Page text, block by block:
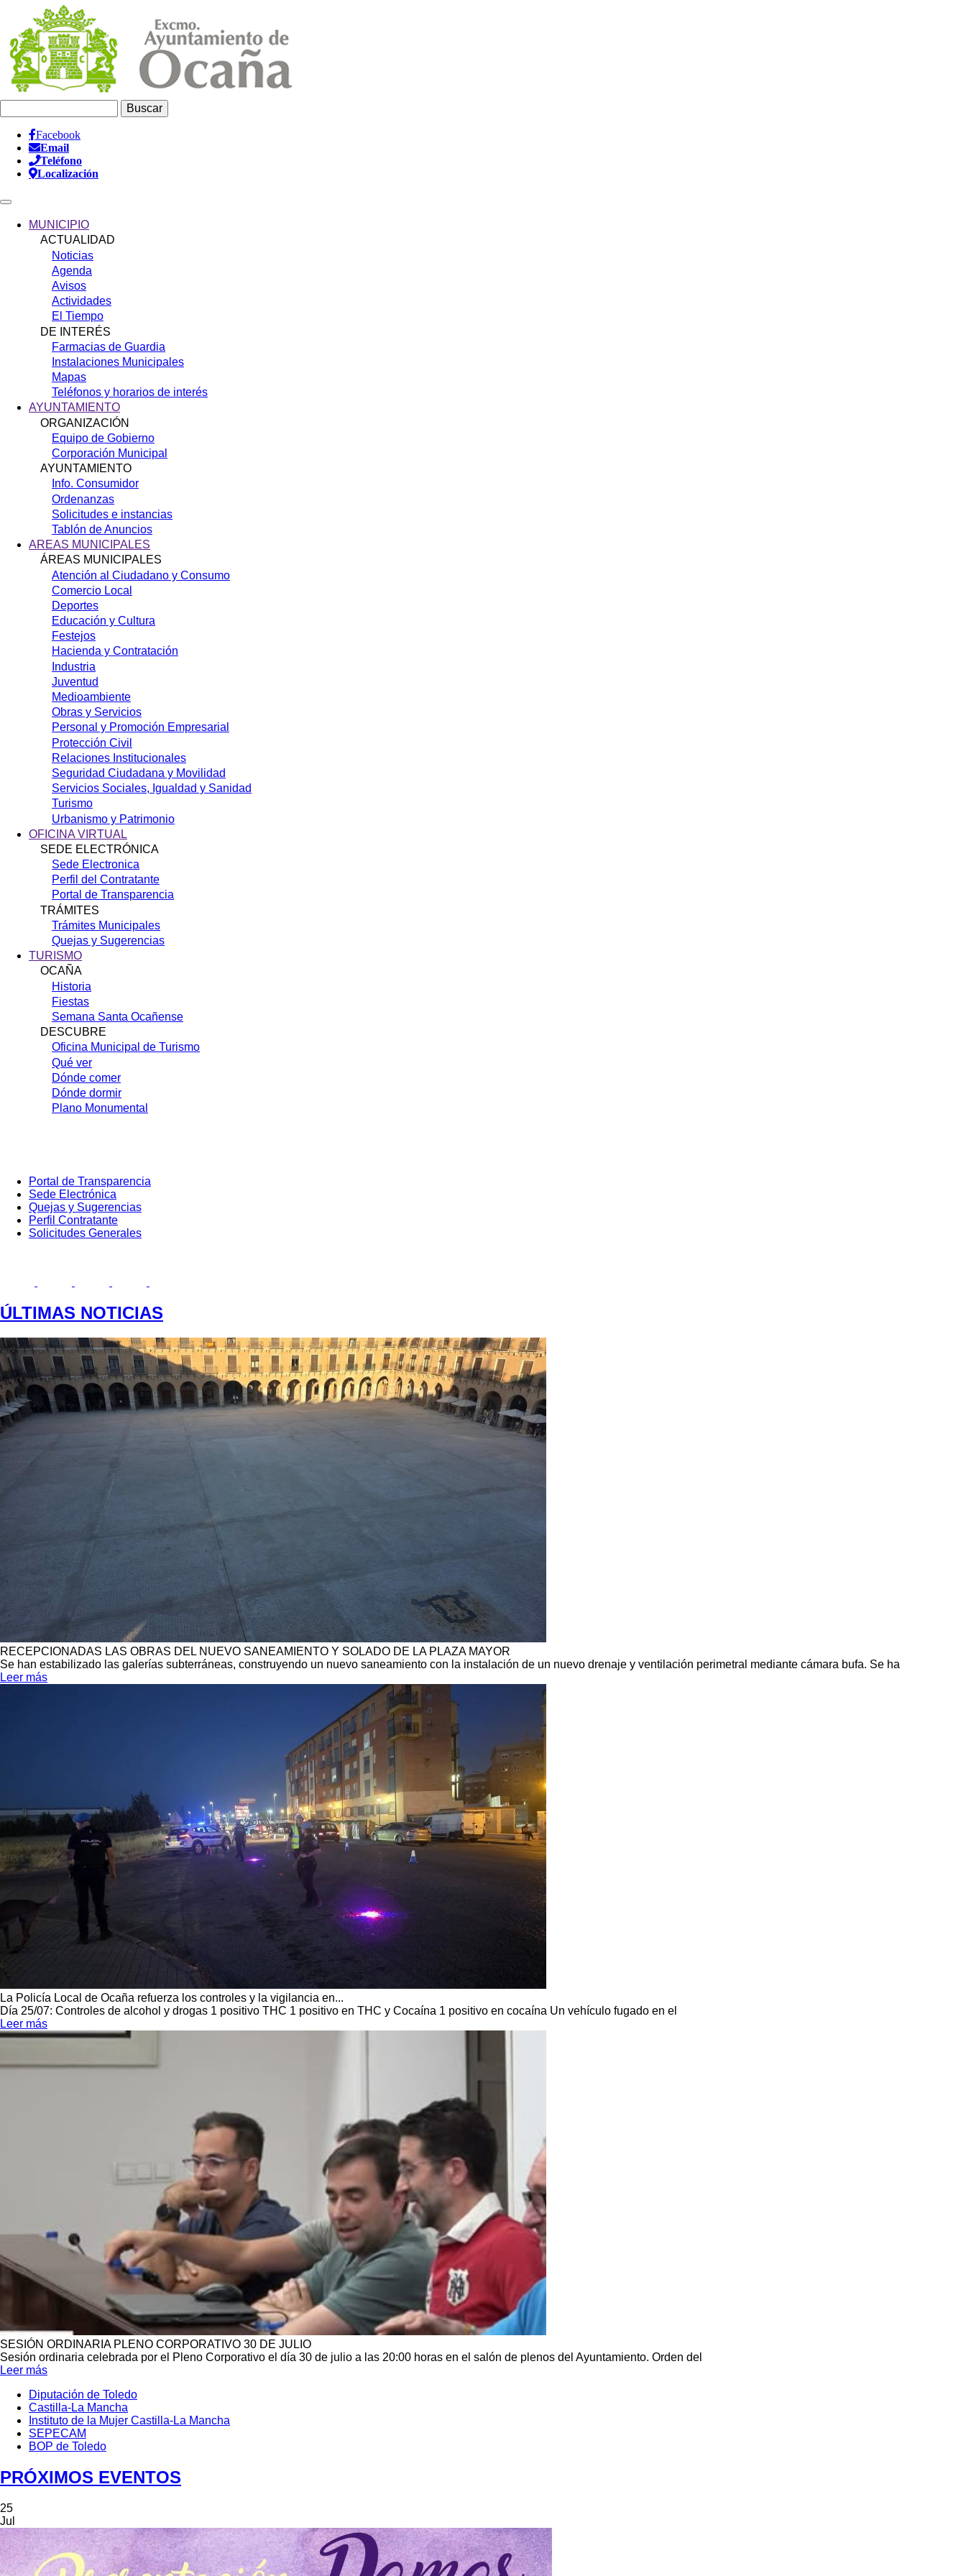
contenido
principal
Información
Header
Facebook
Email
Teléfono
Localización
navigationMUNICIPIO
ACTUALIDAD
Noticias
Agenda
Avisos
Actividades
El Tiempo
DE INTERÉS
Farmacias de Guardia
Instalaciones Municipales
Mapas
Teléfonos y horarios de interés
AYUNTAMIENTO
ORGANIZACIÓN
Equipo de Gobierno
Corporación Municipal
AYUNTAMIENTO
Info. Consumidor
Ordenanzas
Solicitudes e instancias
Tablón de Anuncios
AREAS MUNICIPALES
ÁREAS MUNICIPALES
Atención al Ciudadano y Consumo
Comercio Local
Deportes
Educación y Cultura
Festejos
Hacienda y Contratación
Industria
Juventud
Medioambiente
Obras y Servicios
Personal y Promoción Empresarial
Protección Civil
Relaciones Institucionales
Seguridad Ciudadana y Movilidad
Servicios Sociales, Igualdad y Sanidad
Turismo
Urbanismo y Patrimonio
OFICINA VIRTUAL
SEDE ELECTRÓNICA
Sede Electronica
Perfil del Contratante
Portal de Transparencia
TRÁMITES
Trámites Municipales
Quejas y Sugerencias
TURISMO
OCAÑA
Historia
Fiestas
Semana Santa Ocañense
DESCUBRE
Oficina Municipal de Turismo
Qué ver
Dónde comer
Dónde dormir
Plano Monumental
Portada:
Menú
secundario
(cuadrados)
Portal de Transparencia
Sede Electrónica
Quejas y Sugerencias
Perfil Contratante
Solicitudes Generales
ÚLTIMAS NOTICIAS
RECEPCIONADAS LAS OBRAS DEL NUEVO SANEAMIENTO Y SOLADO DE LA PLAZA MAYOR
Se han estabilizado las galerías subterráneas, construyendo un nuevo saneamiento con la instalación de un nuevo drenaje y ventilación perimetral mediante cámara bufa. Se ha
Leer más
La Policía Local de Ocaña refuerza los controles y la vigilancia en...
Día 25/07: Controles de alcohol y drogas 1 positivo THC 1 positivo en THC y Cocaína 1 positivo en cocaína Un vehículo fugado en el
Leer más
SESIÓN ORDINARIA PLENO CORPORATIVO 30 DE JULIO
Sesión ordinaria celebrada por el Pleno Corporativo el día 30 de julio a las 20:00 horas en el salón de plenos del Ayuntamiento. Orden del
Leer más
Menú
Portada
Cuarto
Diputación de Toledo
Castilla-La Mancha
Instituto de la Mujer Castilla-La Mancha
SEPECAM
BOP de Toledo
PRÓXIMOS EVENTOS
25
Jul